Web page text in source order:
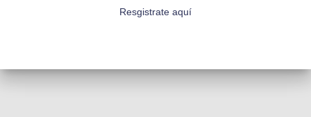
Resgistrate aquí